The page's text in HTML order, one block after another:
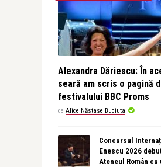
Alexandra Dăriescu: În
seară am scris o pagină
festivalului BBC Proms
de Alice Năstase Buciuta
Concursul
Enescu 2026
Ateneul Român